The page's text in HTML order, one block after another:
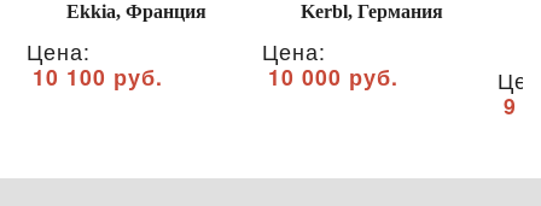
Ekkia, Франция
Цена:
10 100 руб.
Kerbl, Германия
Цена:
10 000 руб.
9